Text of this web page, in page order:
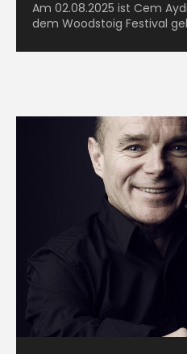
Am 02.08.2025 ist Cem
dem Woodstoig Festival